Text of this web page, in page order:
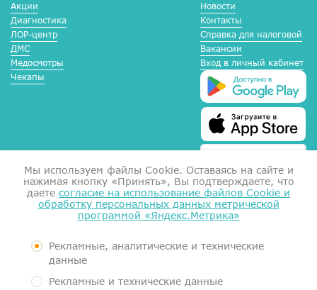
Акции
Диагностика
ЛОР-центр
ДМС
Медосмотры
Чекапы
Новости
Контакты
Справка для налоговой
Вакансии
Вход в личный кабинет
Справка для налоговой
Документы
Контролирующие органы
Пользовательское соглашение
Политика обработки персональных данных
Мы используем файлы Сookie. Оставаясь на сайте и
нажимая кнопку «Принять», Вы подтверждаете, что
даете согласие на использование файлов Cookie и
обработку персональных данных метрической
программой «Яндекс.Метрика»
Рекламные, аналитические и технические
данные
Рекламные и технические данные